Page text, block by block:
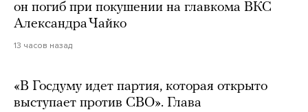
он погиб при покушении на главкома ВКС
Александра Чайко
13 часов назад
«В Госдуму идет партия, которая открыто
выступает против СВО». Глава